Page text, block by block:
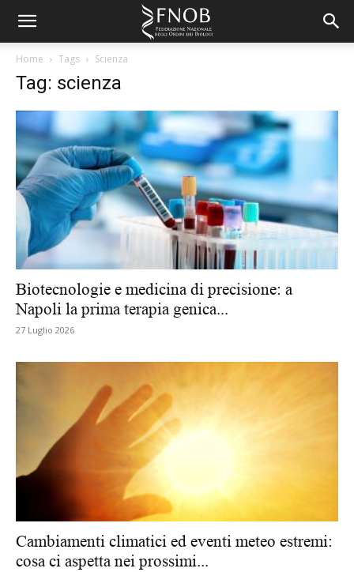
Home Tags Scienza
Tag: scienza
Biotecnologie e medicina di precisione: a
Napoli la prima terapia genica...
27 Luglio 2026
Cambiamenti climatici ed eventi meteo estremi:
cosa ci aspetta nei prossimi...